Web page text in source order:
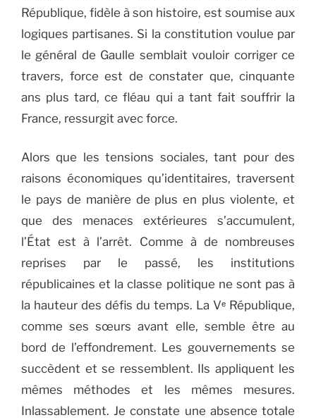
République, fidèle à son histoire, est soumise aux
logiques partisanes. Si la constitution voulue par
le général de Gaulle semblait vouloir corriger ce
travers, force est de constater que, cinquante
ans plus tard, ce fléau qui a tant fait souffrir la
France, ressurgit avec force.
Alors que les tensions sociales, tant pour des
raisons économiques qu’identitaires, traversent
le pays de manière de plus en plus violente, et
que des menaces extérieures s’accumulent,
l’État est à l’arrêt. Comme à de nombreuses
reprises par le passé, les institutions
républicaines et la classe politique ne sont pas à
la hauteur des défis du temps. La Vᵉ République,
comme ses sœurs avant elle, semble être au
bord de l’effondrement. Les gouvernements se
succèdent et se ressemblent. Ils appliquent les
mêmes méthodes et les mêmes mesures.
Inlassablement. Je constate une absence totale